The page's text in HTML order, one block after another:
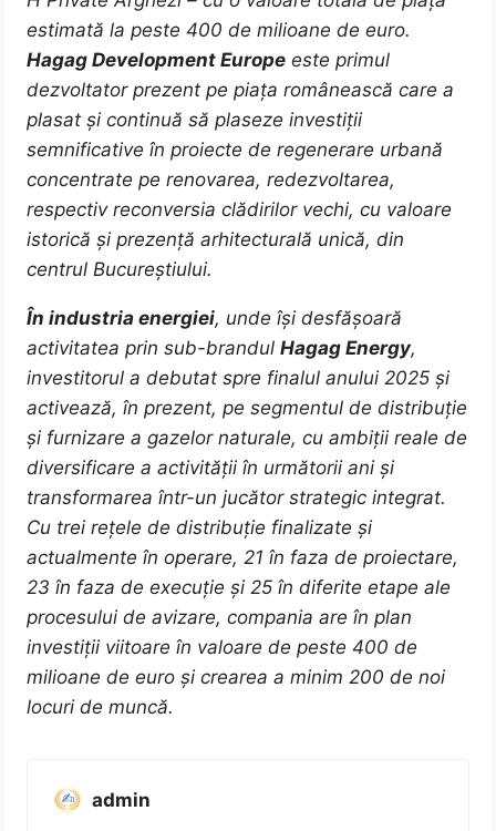
estimată la peste 400 de milioane de euro.
Hagag Development Europe este primul
dezvoltator prezent pe piața românească care a
plasat și continuă să plaseze investiții
semnificative în proiecte de regenerare urbană
concentrate pe renovarea, redezvoltarea,
respectiv reconversia clădirilor vechi, cu valoare
istorică și prezență arhitecturală unică, din
centrul Bucureștiului.
În industria energiei, unde își desfășoară
activitatea prin sub-brandulHagag Energy,
investitorul a debutat spre finalul anului 2025 și
activează, în prezent, pe segmentul de distribuție
și furnizare a gazelor naturale, cu ambiții reale de
diversificare a activității în următorii ani și
transformarea într-un jucător strategic integrat.
Cu trei rețele de distribuție finalizate și
actualmente în operare, 21 în faza de proiectare,
23 în faza de execuție și 25 în diferite etape ale
procesului de avizare, compania are în plan
investiții viitoare în valoare de peste 400 de
milioane de euro și crearea a minim 200 de noi
locuri de muncă.
admin